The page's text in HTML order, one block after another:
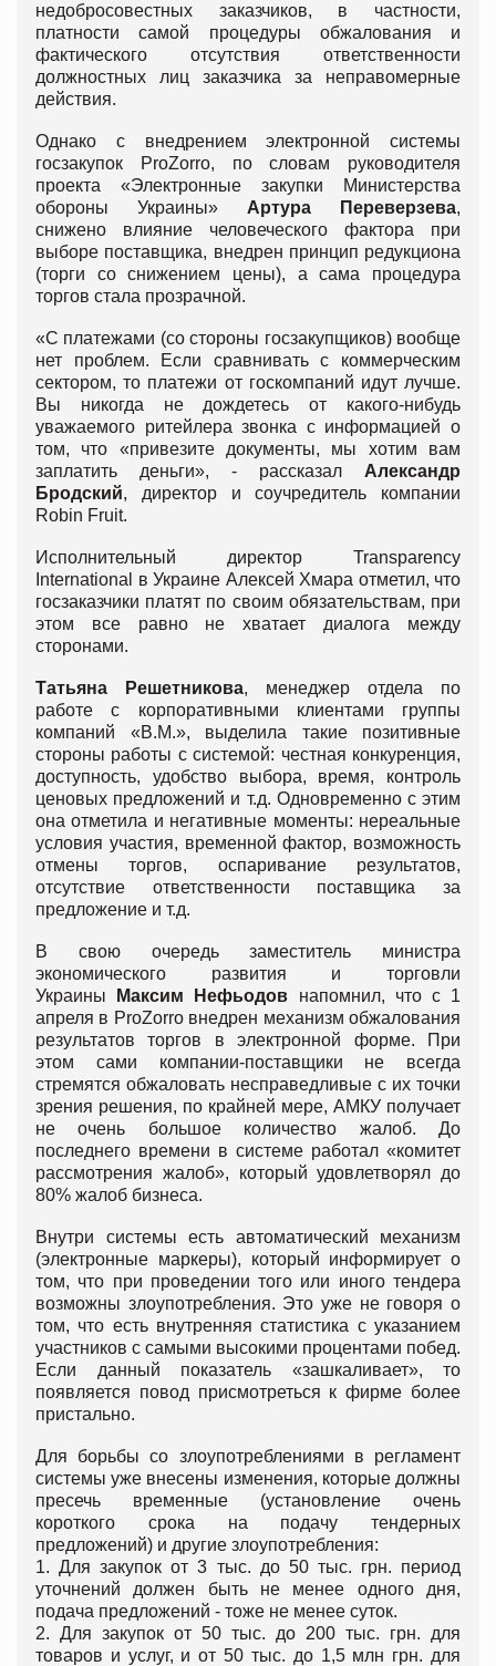
недобросовестных заказчиков, в частности,
платности самой процедуры обжалования и
фактического отсутствия ответственности
должностных лиц заказчика за неправомерные
действия.
Однако с внедрением электронной системы
госзакупок ProZorro, по словам руководителя
проекта «Электронные закупки Министерства
обороны Украины» Артура Переверзева,
снижено влияние человеческого фактора при
выборе поставщика, внедрен принцип редукциона
(торги со снижением цены), а сама процедура
торгов стала прозрачной.
«С платежами (со стороны госзакупщиков) вообще
нет проблем. Если сравнивать с коммерческим
сектором, то платежи от госкомпаний идут лучше.
Вы никогда не дождетесь от какого-нибудь
уважаемого ритейлера звонка с информацией о
том, что «привезите документы, мы хотим вам
заплатить деньги», - рассказал Александр
Бродский, директор и соучредитель компании
Robin Fruit.
Исполнительный директор Transparency
International в Украине Алексей Хмара отметил, что
госзаказчики платят по своим обязательствам, при
этом все равно не хватает диалога между
сторонами.
Татьяна Решетникова, менеджер отдела по
работе с корпоративными клиентами группы
компаний «В.М.», выделила такие позитивные
стороны работы с системой: честная конкуренция,
доступность, удобство выбора, время, контроль
ценовых предложений и т.д. Одновременно с этим
она отметила и негативные моменты: нереальные
условия участия, временной фактор, возможность
отмены торгов, оспаривание результатов,
отсутствие ответственности поставщика за
предложение и т.д.
В свою очередь заместитель министра
экономического развития и торговли
Украины
Максим Нефьодов напомнил, что с 1
апреля в ProZorro внедрен механизм обжалования
результатов торгов в электронной форме. При
этом сами компании-поставщики не всегда
стремятся обжаловать несправедливые с их точки
зрения решения, по крайней мере, АМКУ получает
не очень большое количество жалоб. До
последнего времени в системе работал «комитет
рассмотрения жалоб», который удовлетворял до
80% жалоб бизнеса.
Внутри системы есть автоматический механизм
(электронные маркеры), который информирует о
том, что при проведении того или иного тендера
возможны злоупотребления. Это уже не говоря о
том, что есть внутренняя статистика с указанием
участников с самыми высокими процентами побед.
Если данный показатель «зашкаливает», то
появляется повод присмотреться к фирме более
пристально.
Для борьбы со злоупотреблениями в регламент
системы уже внесены изменения, которые должны
пресечь временные (установление очень
короткого срока на подачу тендерных
предложений) и другие злоупотребления:
1. Для закупок от 3 тыс. до 50 тыс. грн. период
уточнений должен быть не менее одного дня,
подача предложений - тоже не менее суток.
2. Для закупок от 50 тыс. до 200 тыс. грн. для
товаров и услуг, и от 50 тыс. до 1,5 млн грн. для